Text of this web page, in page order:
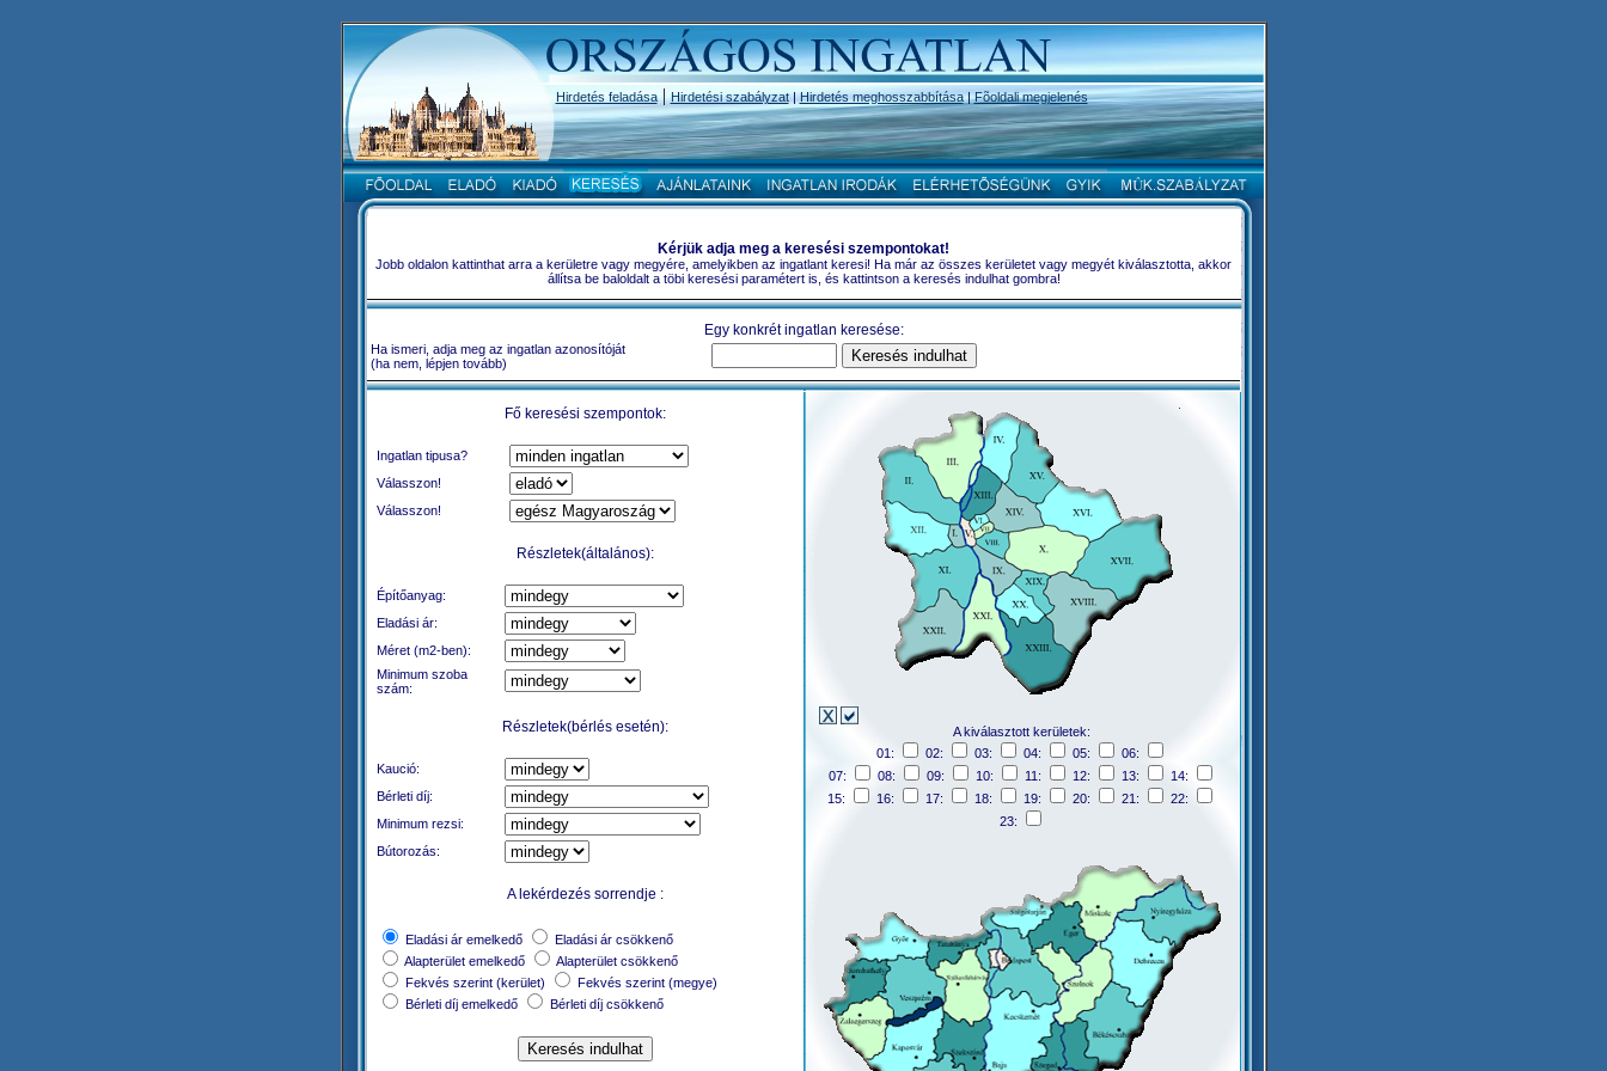
Hirdetés feladása|Hirdetési szabályzat|Hirdetés meghosszabbítása|Fõoldali megjelenés
Kérjük adja meg a keresési szempontokat!
Jobb oldalon kattinthat arra a kerületre vagy megyére, amelyikben az ingatlant keresi! Ha már az összes kerületet vagy megyét kiválasztotta, akkor
állítsa be baloldalt a töbi keresési paramétert is, és kattintson a keresés indulhat gombra!
Egy konkrét ingatlan keresése:
Ha ismeri, adja meg az ingatlan azonosítóját
(ha nem, lépjen tovább)
Fő keresési szempontok:
Ingatlan tipusa?
Válasszon!
Válasszon!
Részletek(általános):
Építőanyag:
Eladási ár:
Méret (m2-ben):
Minimum szoba
szám:
Részletek(bérlés esetén):
Kaució:
Bérleti díj:
Minimum rezsi:
Bútorozás:
A lekérdezés sorrendje :
Eladási ár emelkedő
Eladási ár csökkenő
Alapterület emelkedő
Alapterület csökkenő
Fekvés szerint (kerület)
Fekvés szerint (megye)
Bérleti díj emelkedő
Bérleti díj csökkenő
A kiválasztott kerületek:
01:
02: 03: 04: 05:
06:
07:
08: 09: 10: 11: 12: 13:
14:
15:
16: 17: 18: 19: 20: 21:
22:
23: